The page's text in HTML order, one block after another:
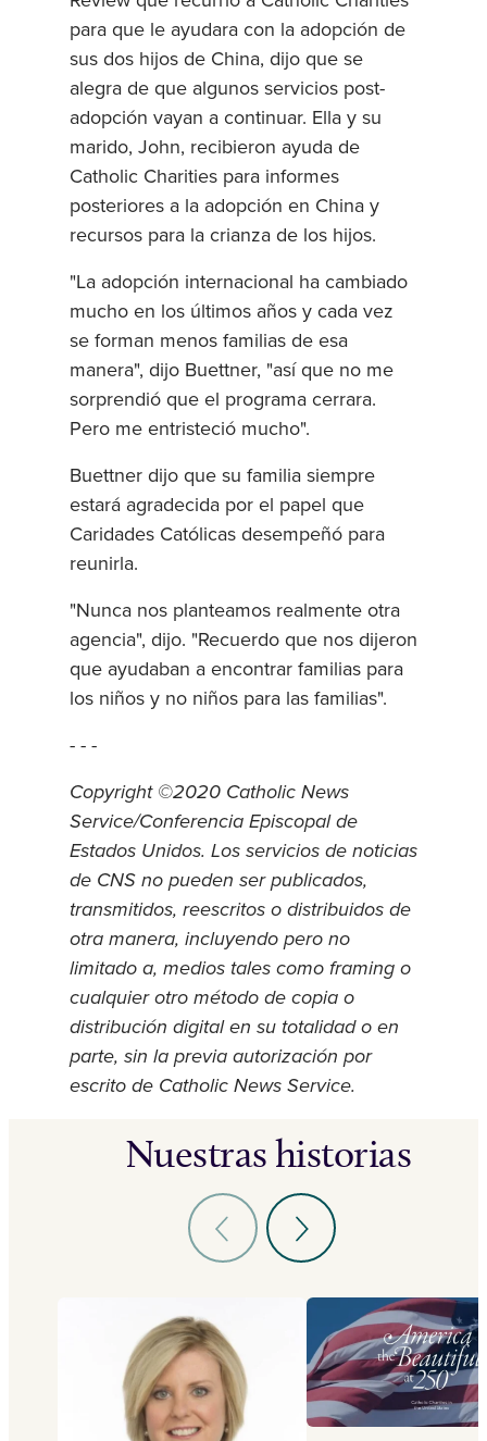
para que le ayudara con la adopción de
sus dos hijos de China, dijo que se
alegra de que algunos servicios post-
adopción vayan a continuar. Ella y su
marido, John, recibieron ayuda de
Catholic Charities para informes
posteriores a la adopción en China y
recursos para la crianza de los hijos.
"La adopción internacional ha cambiado
mucho en los últimos años y cada vez
se forman menos familias de esa
manera", dijo Buettner, "así que no me
sorprendió que el programa cerrara.
Pero me entristeció mucho".
Buettner dijo que su familia siempre
estará agradecida por el papel que
Caridades Católicas desempeñó para
reunirla.
"Nunca nos planteamos realmente otra
agencia", dijo. "Recuerdo que nos dijeron
que ayudaban a encontrar familias para
los niños y no niños para las familias".
- - -
Copyright ©2020 Catholic News
Service/Conferencia Episcopal de
Estados Unidos. Los servicios de noticias
de CNS no pueden ser publicados,
transmitidos, reescritos o distribuidos de
otra manera, incluyendo pero no
limitado a, medios tales como framing o
cualquier otro método de copia o
distribución digital en su totalidad o en
parte, sin la previa autorización por
escrito de Catholic News Service.
Nuestras historias